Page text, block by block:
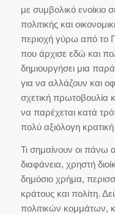
με συμβολικό ενοίκιο
πολιτικής και
περιοχή γύρω από το
που άρχισε εδώ και
δημιουργήσει μια
για να αλλάζουν και
σχετική πρωτοβουλία
να παρέχεται κατά
πολύ αξιόλογη
Τι σημαίνουν οι πάνω
διαφάνεια, χρηστή
δημόσιο χρήμα,
κράτους και πολίτη.
πολιτικών κομμάτων,